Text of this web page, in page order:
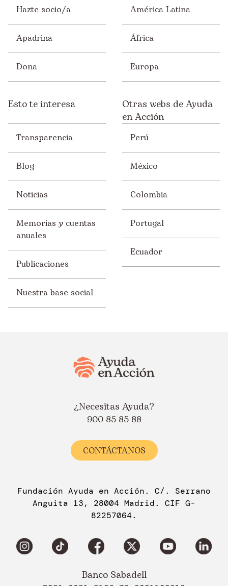
Hazte socio/a
Apadrina
Dona
América Latina
África
Europa
Esto te interesa
Transparencia
Blog
Noticias
Memorias y cuentas
anuales
Publicaciones
Nuestra base social
Otras webs de Ayuda
en Acción
Perú
México
Colombia
Portugal
Ecuador
¿Necesitas Ayuda?
900 85 85 88
CONTÁCTANOS
Fundación Ayuda en Acción. C/. Serrano
Anguita 13, 28004 Madrid. CIF G-
82257064.
Banco Sabadell